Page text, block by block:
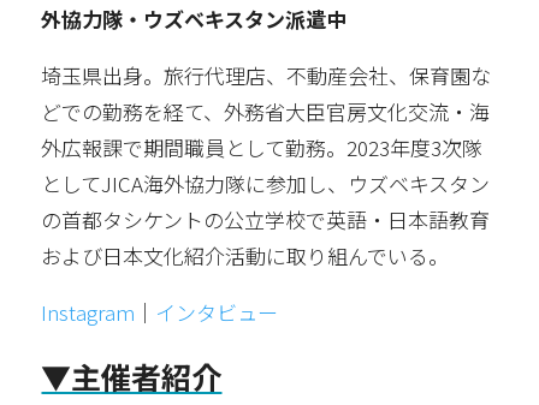
外協力隊・ウズベキスタン派遣中
埼玉県出身。旅行代理店、不動産会社、保育園な
どでの勤務を経て、外務省大臣官房文化交流・海
外広報課で期間職員として勤務。2023年度3次隊
としてJICA海外協力隊に参加し、ウズベキスタン
の首都タシケントの公立学校で英語・日本語教育
および日本文化紹介活動に取り組んでいる。
Instagram ｜ インタビュー
▼主催者紹介